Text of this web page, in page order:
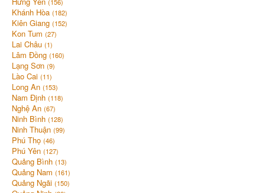
(156)
Khánh Hòa (182)
Kiên Giang (152)
Kon Tum (27)
Lai Châu (1)
Lâm Đồng (160)
Lạng Sơn (9)
Lào Cai (11)
Long An (153)
Nam Định (118)
Nghệ An (67)
Ninh Bình (128)
Ninh Thuận (99)
Phú Thọ (46)
Phú Yên (127)
Quảng Bình (13)
Quảng Nam (161)
Quảng Ngãi (150)